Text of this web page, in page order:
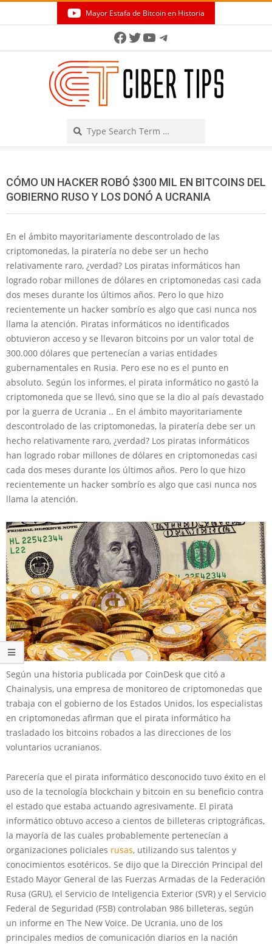
Mayor Estafa de Bitcoin en Historia
Facebook
Twitter
YouTube
Telegram
CÓMO UN HACKER ROBÓ $300 MIL EN BITCOINS DEL
GOBIERNO RUSO Y LOS DONÓ A UCRANIA
En el ámbito mayoritariamente descontrolado de las
criptomonedas, la piratería no debe ser un hecho
relativamente raro, ¿verdad? Los piratas informáticos han
logrado robar millones de dólares en criptomonedas casi cada
dos meses durante los últimos años. Pero lo que hizo
recientemente un hacker sombrío es algo que casi nunca nos
llama la atención. Piratas informáticos no identificados
obtuvieron acceso y se llevaron bitcoins por un valor total de
300.000 dólares que pertenecían a varias entidades
gubernamentales en Rusia. Pero ese no es el punto en
absoluto. Según los informes, el pirata informático no gastó la
criptomoneda que se llevó, sino que se la dio al país devastado
por la guerra de Ucrania .. En el ámbito mayoritariamente
descontrolado de las criptomonedas, la piratería debe ser un
hecho relativamente raro, ¿verdad? Los piratas informáticos
han logrado robar millones de dólares en criptomonedas casi
cada dos meses durante los últimos años. Pero lo que hizo
recientemente un hacker sombrío es algo que casi nunca nos
llama la atención.
Según una historia publicada por CoinDesk que citó a
Chainalysis, una empresa de monitoreo de criptomonedas que
trabaja con el gobierno de los Estados Unidos, los especialistas
en criptomonedas afirman que el pirata informático ha
trasladado los bitcoins robados a las direcciones de los
voluntarios ucranianos.
Parecería que el pirata informático desconocido tuvo éxito en el
uso de la tecnología blockchain y bitcoin en su beneficio contra
el estado que estaba actuando agresivamente. El pirata
informático obtuvo acceso a cientos de billeteras criptográficas,
la mayoría de las cuales probablemente pertenecían a
organizaciones policiales rusas, utilizando sus talentos y
conocimientos esotéricos. Se dijo que la Dirección Principal del
Estado Mayor General de las Fuerzas Armadas de la Federación
Rusa (GRU), el Servicio de Inteligencia Exterior (SVR) y el Servicio
Federal de Seguridad (FSB) controlaban 986 billeteras, según
un informe en The New Voice. De Ucrania, uno de los
principales medios de comunicación diarios en la nación